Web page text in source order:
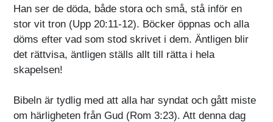
Han ser de döda, både stora och små, stå inför en
stor vit tron (Upp 20:11-12). Böcker öppnas och alla
döms efter vad som stod skrivet i dem. Äntligen blir
det rättvisa, äntligen ställs allt till rätta i hela
skapelsen!
Bibeln är tydlig med att alla har syndat och gått miste
om härligheten från Gud (Rom 3:23). Att denna dag